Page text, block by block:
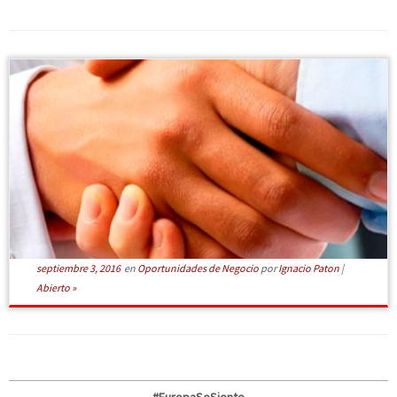
[Leer más]
septiembre 3, 2016en Oportunidades de Negocio porIgnacio Paton|
Abierto »